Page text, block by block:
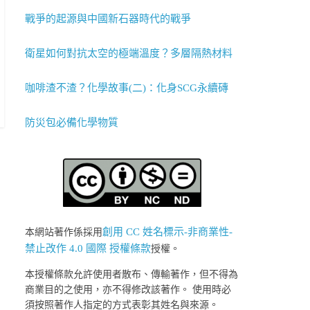
戰爭的起源與中國新石器時代的戰爭
衛星如何對抗太空的極端溫度？多層隔熱材料
咖啡渣不渣？化學故事(二)：化身SCG永續磚
防災包必備化學物質
本網站著作係採用創用 CC 姓名標示-非商業性-
禁止改作 4.0 國際 授權條款授權。
本授權條款允許使用者散布、傳輸著作，但不得為
商業目的之使用，亦不得修改該著作。 使用時必
須按照著作人指定的方式表彰其姓名與來源。